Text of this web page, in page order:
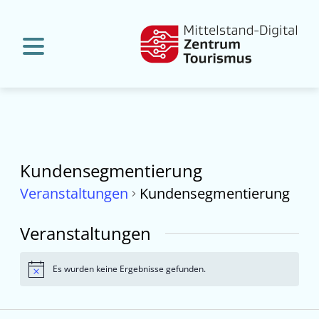
Kundensegmentierung
Veranstaltungen Kundensegmentierung
Veranstaltungen
HinweisEs wurden keine Ergebnisse gefunden.